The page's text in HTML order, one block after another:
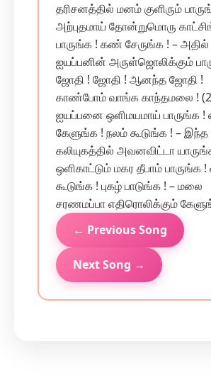
தரிசனத்தில் மனம் குளிரும்
அற்புதமாய் தோன்றுமொரு
பாருங்க ! கண் சேருங்க ! – அதில்
ஐயப்பனின் அருள்ஜொலிக்கும்
ஜோதி ! ஜோதி ! ஆனந்த ஜோதி !
காண்போம் வாங்க காந்தமலை !
ஐயப்பனை ஒளிமயமாய் பாருங்க !
கேளுங்க ! நலம் கூடுங்க ! – இந்த‌
கலியுகத்தில் அவனவிட்டா
ஒளிகாட்டும் மகர தீபாம்
கூடுங்க ! புகழ் பாடுங்க ! – மலை
சரணமப்பா எதிரொலிக்கும்
← Previous Song
Next Song →